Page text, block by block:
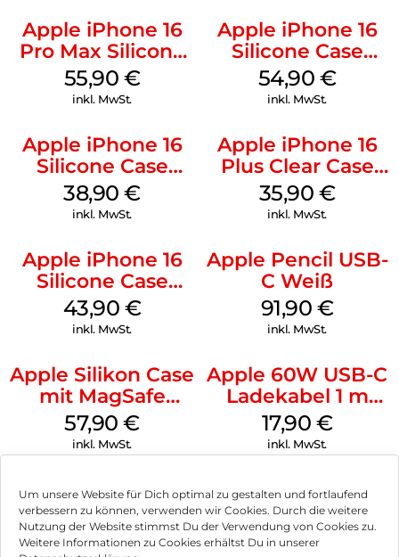
Um unsere Website für Dich optimal zu gestalten und fortlaufend
verbessern zu können, verwenden wir Cookies. Durch die weitere
Nutzung der Website stimmst Du der Verwendung von Cookies zu.
Weitere Informationen zu Cookies erhältst Du in unserer
Apple iPhone 16
Pro Max Silicone
Case MagSafe
Stone Gray
55,90 €
inkl. MwSt.
Apple iPhone 16
Silicone Case
MagSafe Lake
Green
54,90 €
inkl. MwSt.
Apple iPhone 16
Silicone Case
MagSafe
Ultramarine
38,90€
inkl. MwSt.
Apple iPhone 16
Plus Clear Case
MagSafe
Transparent
35,90 €
inkl. MwSt.
Apple iPhone 16
Silicone Case
MagSafe Plum
43,90 €
inkl. MwSt.
Apple Pencil USB-
C Weiß
91,90 €
inkl. MwSt.
Apple Silikon Case
mit MagSafe
iPhone 14 Pro
(PRODUCT)RED
57,90€
inkl. MwSt.
Apple 60W USB-C
Ladekabel 1 m
Weiß
17,90 €
inkl. MwSt.
Impressum